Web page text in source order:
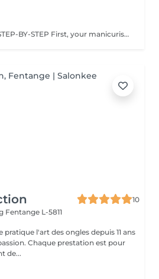
JAPANESE MANICURE STEP-BY-STEP First, your manicurist cleanses and shapes your nails. Then, your cuticles are treated. The manicurist continues to buff and smooth the nail plate. They apply a special beeswax paste and massage it into the nail plate. Finally, your nail plate is polished with talc powder.
10
Fentange L-5811
pratique l'art des ongles depuis 11 ans
Chaque prestation est pour
de...